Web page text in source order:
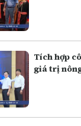
Tích hợp
giá trị